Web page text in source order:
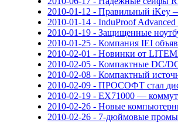
2010-01-12 - Правильный
2010-01-14 - InduProof
2010-01-19 - Защищенные
2010-01-25 - Компания IEI
2010-02-01 - Новинки от
2010-02-05 - Компактные DC/
2010-02-08 - Компактный
2010-02-09 - ПРОСОФТ стал
2010-02-19 - EX71000 —
2010-02-26 - Новые
2010-02-26 - 7-дюймовые